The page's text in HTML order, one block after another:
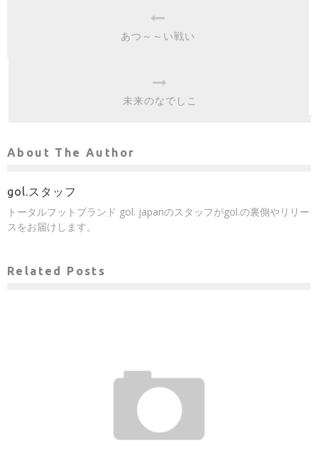
あつ～～い戦い
未来のなでしこ
About The Author
gol.スタッフ
トータルフットブランド gol. japanのスタッフがgol.の裏側やリリー
スをお届けします。
Related Posts